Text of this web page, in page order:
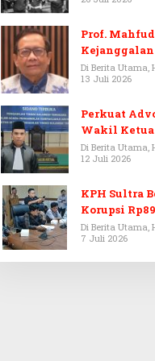
Prof.
Febrie
Di Berita
13 Juli 2026
Perkuat
Wakil
Resmi
Advokat
Di Berita Utama,
12 Juli 2026
KPH Sultra
Korupsi
Sultra Gelar
Di Berita Utama,
7 Juli 2026